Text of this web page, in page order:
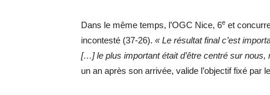
Dans le même temps, l’OGC Nice, 6e et
incontesté (37-26). « Le résultat final c’est
[…] le plus important était d’être centré sur nous,
un an après son arrivée, valide l’objectif fixé par